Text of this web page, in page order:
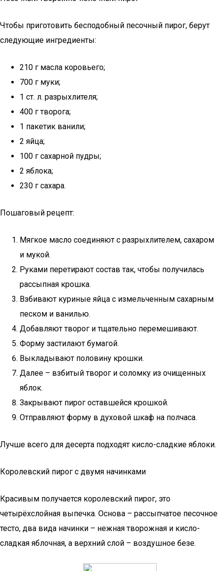
Чтобы приготовить бесподобный песочный пирог, берут
следующие ингредиенты:
210 г масла коровьего;
700 г муки;
1 ст. л. разрыхлителя;
400 г творога;
1 пакетик ванили;
2 яйца;
100 г сахарной пудры;
2 яблока;
230 г сахара.
Пошаговый рецепт:
Мягкое масло соединяют с разрыхлителем, сахаром
и мукой.
Руками перетирают состав так, чтобы получилась
рассыпная крошка.
Взбивают куриные яйца с измельченным сахарным
песком и ванилью.
Добавляют творог и тщательно перемешивают.
Форму застилают бумагой.
Выкладывают половину крошки.
Далее – взбитый творог и соломку из очищенных
яблок.
Закрывают пирог оставшейся крошкой.
Отправляют форму в духовой шкаф на полчаса.
Лучше всего для десерта подходят кисло-сладкие яблоки.
Королевский пирог с двумя начинками
Красивым получается королевский пирог, это
четырёхслойная выпечка. Основа – рассыпчатое песочное
тесто, два вида начинки – нежная творожная и кисло-
сладкая яблочная, а верхний слой – воздушное безе.